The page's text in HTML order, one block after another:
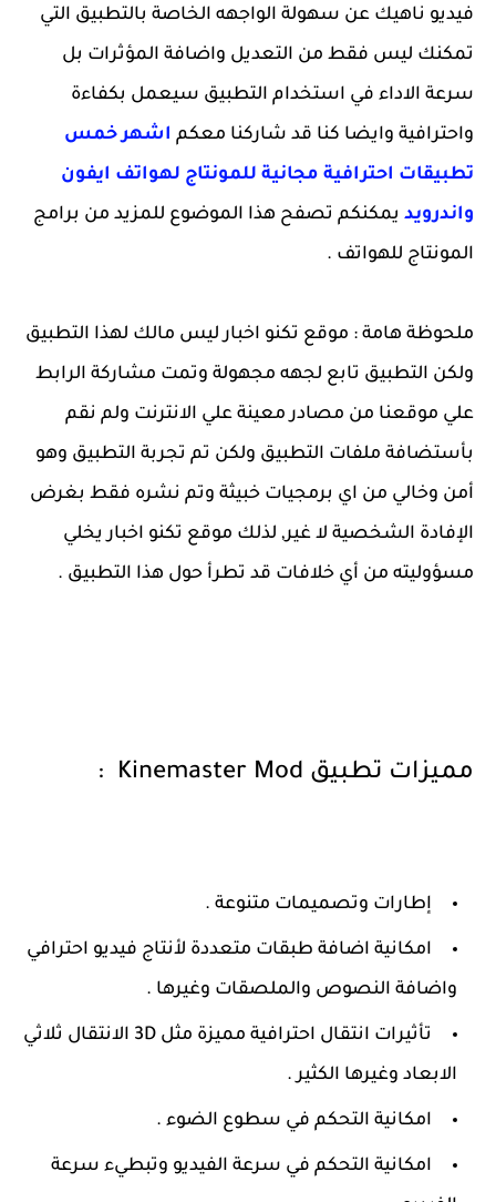
فيديو ناهيك عن سهولة الواجهه الخاصة بالتطبيق التي
تمكنك ليس فقط من التعديل واضافة المؤثرات بل
سرعة الاداء في استخدام التطبيق سيعمل بكفاءة
واحترافية وايضا كنا قد شاركنا معكم اشهر خمس
تطبيقات احترافية مجانية للمونتاج لهواتف ايفون
واندرويد يمكنكم تصفح هذا الموضوع للمزيد من برامج
المونتاج للهواتف .
ملحوظة هامة : موقع تكنو اخبار ليس مالك لهذا التطبيق
ولكن التطبيق تابع لجهه مجهولة وتمت مشاركة الرابط
علي موقعنا من مصادر معينة علي الانترنت ولم نقم
بأستضافة ملفات التطبيق ولكن تم تجربة التطبيق وهو
أمن وخالي من اي برمجيات خبيثة وتم نشره فقط بغرض
الإفادة الشخصية لا غير, لذلك موقع تكنو اخبار يخلي
مسؤوليته من أي خلافات قد تطرأ حول هذا التطبيق .
مميزات تطبيق Kinemaster Mod :
إطارات وتصميمات متنوعة .
امكانية اضافة طبقات متعددة لأنتاج فيديو احترافي
واضافة النصوص والملصقات وغيرها .
تأثيرات انتقال احترافية مميزة مثل 3D الانتقال ثلاثي
الابعاد وغيرها الكثير .
امكانية التحكم في سطوع الضوء .
امكانية التحكم في سرعة الفيديو وتبطيء سرعة